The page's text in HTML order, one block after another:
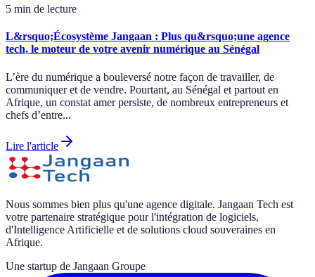
5 min de lecture
L&rsquo;Écosystème Jangaan : Plus qu&rsquo;une agence
tech, le moteur de votre avenir numérique au Sénégal
L’ère du numérique a bouleversé notre façon de travailler, de
communiquer et de vendre. Pourtant, au Sénégal et partout en
Afrique, un constat amer persiste, de nombreux entrepreneurs et
chefs d’entre...
Lire l'article
Nous sommes bien plus qu'une agence digitale. Jangaan Tech est
votre partenaire stratégique pour l'intégration de logiciels,
d'Intelligence Artificielle et de solutions cloud souveraines en
Afrique.
Une startup de Jangaan Groupe